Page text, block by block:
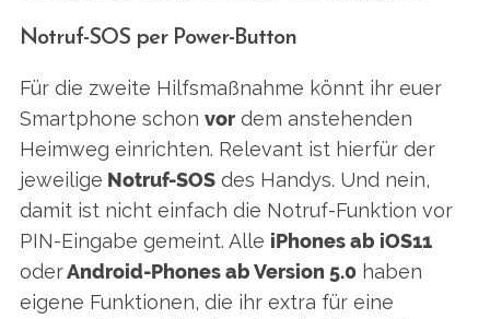
Notruf-SOS per Power-Button
Für die zweite Hilfsmaßnahme könnt ihr euer
Smartphone schon vordem anstehenden
Heimweg einrichten. Relevant ist hierfür der
jeweilige Notruf-SOSdes Handys. Und nein,
damit ist nicht einfach die Notruf-Funktion vor
PIN-Eingabe gemeint. Alle iPhones ab iOS11
oderAndroid-Phones ab Version 5.0haben
eigene Funktionen, die ihr extra für eine